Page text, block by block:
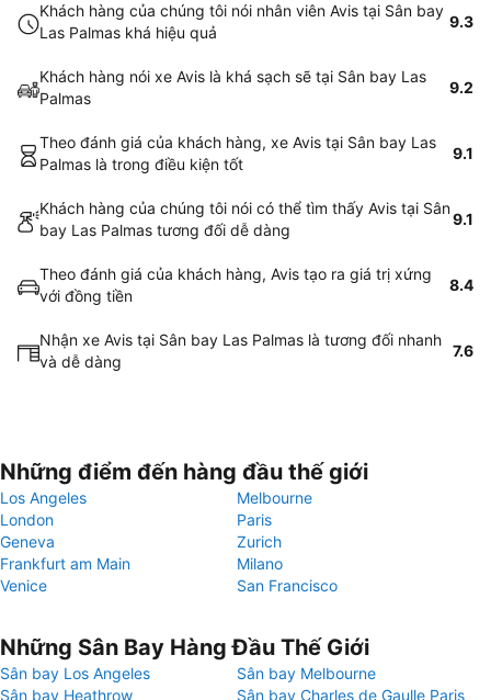
Khách hàng của chúng tôi nói nhân viên Avis tại Sân bay
Las Palmas khá hiệu quả
9.3
Khách hàng nói xe Avis là khá sạch sẽ tại Sân bay Las
Palmas
9.2
Theo đánh giá của khách hàng, xe Avis tại Sân bay Las
Palmas là trong điều kiện tốt
9.1
Khách hàng của chúng tôi nói có thể tìm thấy Avis tại Sân
bay Las Palmas tương đối dễ dàng
9.1
Theo đánh giá của khách hàng, Avis tạo ra giá trị xứng
với đồng tiền
8.4
Nhận xe Avis tại Sân bay Las Palmas là tương đối nhanh
và dễ dàng
7.6
Những điểm đến hàng đầu thế giới
Los Angeles
Melbourne
London
Paris
Geneva
Zurich
Frankfurt am Main
Milano
Venice
San Francisco
Những Sân Bay Hàng Đầu Thế Giới
Sân bay Los Angeles
Sân bay Melbourne
Sân bay Heathrow
Sân bay Charles de Gaulle Paris